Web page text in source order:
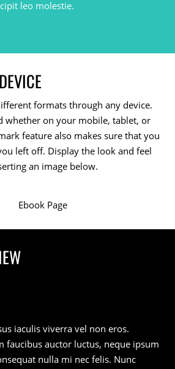
leo molestie.
formats through any device.
whether on your mobile, tablet, or
feature also makes sure that you
left off. Display the look and feel
an image below.
iaculis viverra vel non eros.
faucibus auctor luctus, neque ipsum
nulla mi nec felis. Nunc